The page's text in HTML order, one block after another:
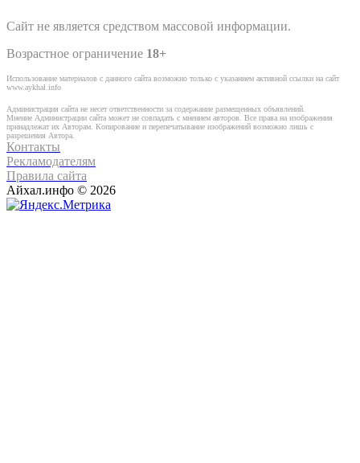
Сайт не является средством массовой информации.
Возрастное ограничение 18+
Использование материалов с данного сайта возможно только с указанием активной ссылки на сайт
www.aykhal.info
Администрация сайта не несет ответственности за содержание размещенных объявлений.
Мнение Администрации сайта может не совпадать с мнением авторов. Все права на изображения
принадлежат их Авторам. Копирование и перепечатывание изображений возможно лишь с
разрешения Автора.
Контакты
Рекламодателям
Правила сайта
Айхал.инфо © 2026